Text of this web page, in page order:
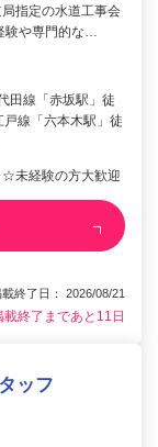
指定の水道工事会
験や専門的な…
田線「赤坂駅」徒
線「六本木駅」徒
未経験の方大歓迎
終了日： 2026/08/21
載終了まであと11日
ッフ